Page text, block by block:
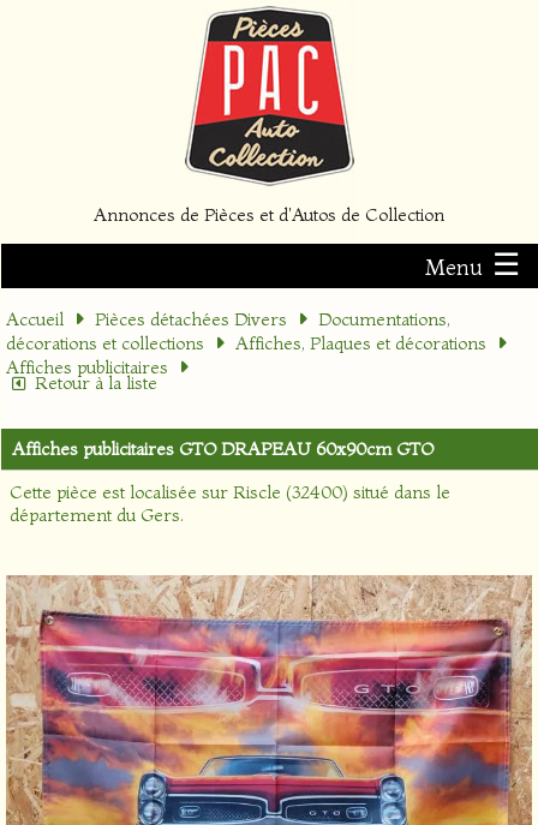
Annonces de Pièces et d'Autos de Collection
Menu ☰
Accueil Pièces détachées Divers
Documentations,
décorations et collections
Affiches, Plaques et décorations
Affiches publicitaires
Retour à la liste
Affiches publicitaires GTO DRAPEAU 60x90cm GTO
Cette pièce est localisée sur Riscle (32400) situé dans le
département du Gers.